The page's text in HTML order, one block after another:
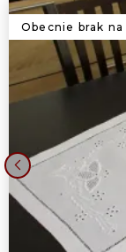
Obecnie brak na